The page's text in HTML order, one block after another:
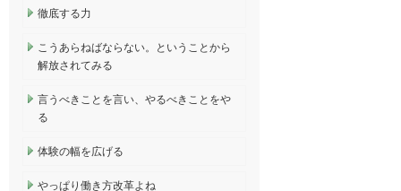
徹底する力
こうあらねばならない。ということから
解放されてみる
言うべきことを言い、やるべきことをや
る
体験の幅を広げる
やっぱり働き方改革よね